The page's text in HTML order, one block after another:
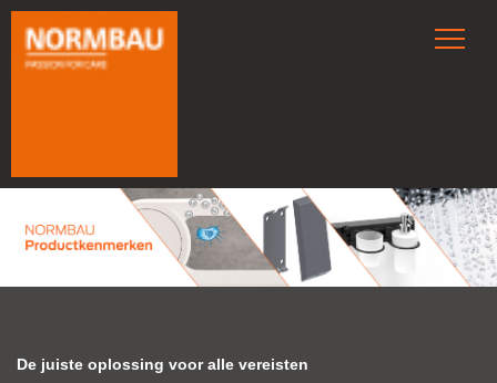
De juiste oplossing voor alle vereisten